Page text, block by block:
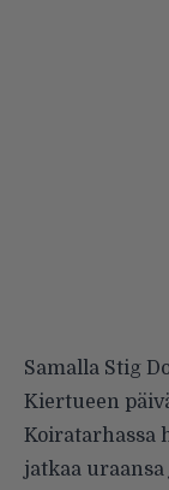
Samalla Stig
Kiertueen
Koiratarhassa
jatkaa